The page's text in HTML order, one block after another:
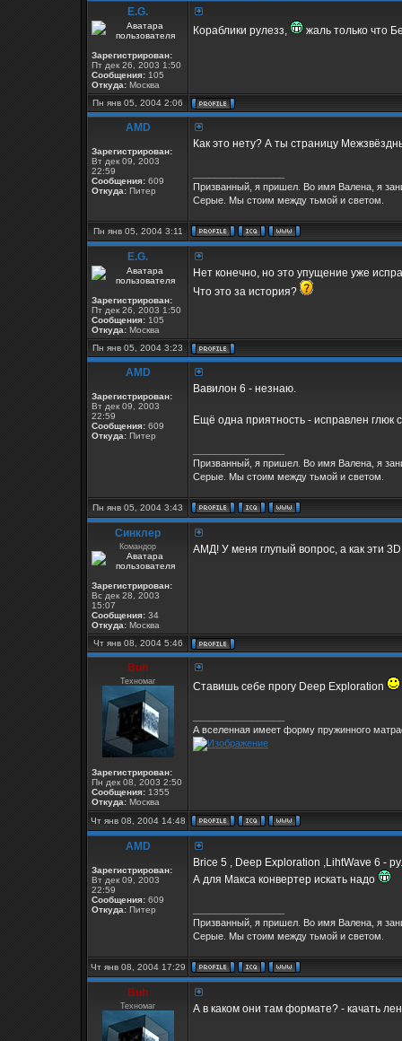
E.G.
Зарегистрирован:
Пт дек 26, 2003 1:50
Сообщения: 105
Откуда: Москва
Кораблики рулезз, жаль только что
Пн янв 05, 2004 2:06
AMD
Зарегистрирован:
Вт дек 09, 2003
22:59
Сообщения: 609
Откуда: Питер
Как это нету? А ты страницу
Призванный, я пришел. Во имя Валена, я
Серые. Мы стоим между тьмой и светом.
Пн янв 05, 2004 3:11
E.G.
Зарегистрирован:
Пт дек 26, 2003 1:50
Сообщения: 105
Откуда: Москва
Нет конечно, но это упущение уже
Что это за история?
Пн янв 05, 2004 3:23
AMD
Зарегистрирован:
Вт дек 09, 2003
22:59
Сообщения: 609
Откуда: Питер
Вавилон 6 - незнаю.
Ещё одна приятность - исправлен глюк
Призванный, я пришел. Во имя Валена, я
Серые. Мы стоим между тьмой и светом.
Пн янв 05, 2004 3:43
Синклер
Командор
Зарегистрирован:
Вс дек 28, 2003
15:07
Сообщения: 34
Откуда: Москва
АМД! У меня глупый вопрос, а как эти
Чт янв 08, 2004 5:46
Buh
Техномаг
Зарегистрирован:
Пн дек 08, 2003 2:50
Сообщения: 1355
Откуда: Москва
Ставишь себе прогу Deep Exploration
А вселенная имеет форму пружинного
Чт янв 08, 2004 14:48
AMD
Зарегистрирован:
Вт дек 09, 2003
22:59
Сообщения: 609
Откуда: Питер
Brice 5 , Deep Exploration ,LihtWave 6 -
А для Макса конвертер искать надо
Призванный, я пришел. Во имя Валена, я
Серые. Мы стоим между тьмой и светом.
Чт янв 08, 2004 17:29
Buh
Техномаг А в каком они там формате? - качать